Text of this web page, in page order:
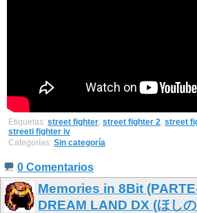
Etiquetas: street fighter, street fighter 2, street
streeti fighter iv
Categorías: Sin categoría
0 Comentarios
Memories in 8Bit
DREAM LAND DX (ほし